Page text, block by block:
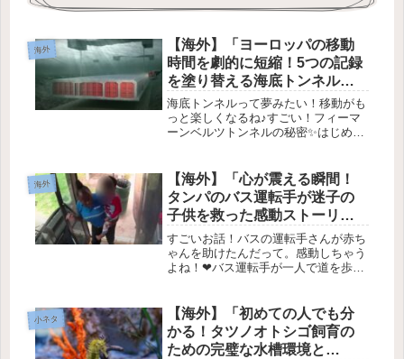
海外
【海外】「ヨーロッパの移動
時間を劇的に短縮！5つの記録
を塗り替える海底トンネルの
驚異」
海底トンネルって夢みたい！移動がも
っと楽しくなるね♪すごい！フィーマ
ーンベルツトンネルの秘密✨はじめに
います！その名も【フィーマーンベル
ツトンネル】。これは、ただのトンネ
ル...
海外
【海外】「心が震える瞬間！
タンパのバス運転手が迷子の
子供を救った感動ストーリ
ー」
すごいお話！バスの運転手さんが赤ち
ゃんを助けたんだって。感動しちゃう
よね！❤バス運転手が一人で道を歩い
ダ州タンパで、バス運転手のバーバ
ラ・ベイカーさんが、子どもを...
小ネタ
【海外】「初めての人でも分
かる！タツノオトシゴ飼育の
ための完璧な水槽環境と